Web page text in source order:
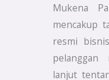
Mukena
mencakup
resmi
pelanggan
lanjut